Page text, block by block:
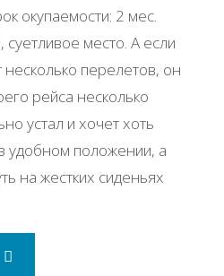
окупаемости: 2 мес.
место. А если
несколько перелетов, он
рейса несколько
устал и хочет хоть
удобном положении, а
на жестких сиденьях